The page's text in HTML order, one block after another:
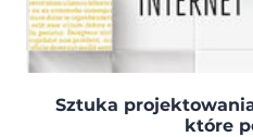
Sztuka
które